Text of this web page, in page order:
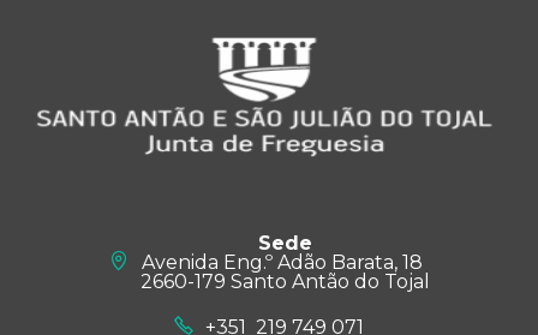
Sede
Avenida Eng.º Adão Barata, 18
2660-179 Santo Antão do Tojal
+351 219 749 071